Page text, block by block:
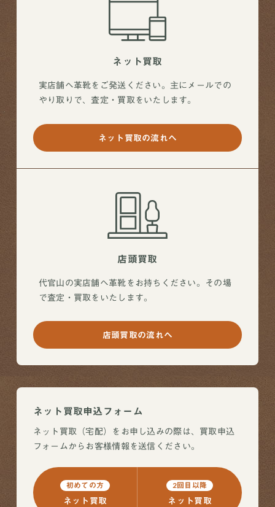
ネット買取
実店舗へ革靴をご発送ください。主にメールでの
やり取りで、査定・買取をいたします。
ネット買取の流れへ
店頭買取
代官山の実店舗へ革靴をお持ちください。その場
で査定・買取をいたします。
店頭買取の流れへ
ネット買取申込フォーム
ネット買取（宅配）をお申し込みの際は、買取申込
フォームからお客様情報を送信ください。
初めての方
ネット買取
2回目以降
ネット買取